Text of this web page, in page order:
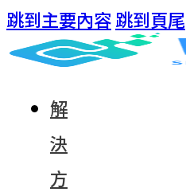
跳到主要內容跳到頁尾
解
決
方